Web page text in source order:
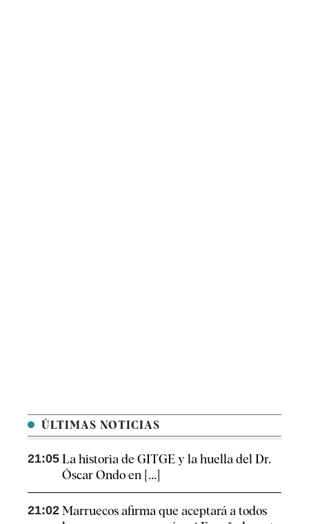
ÚLTIMAS NOTICIAS
21:05 La historia de GITGE y la huella del Dr.
Óscar Ondo en [...]
21:02 Marruecos afirma que aceptará a todos